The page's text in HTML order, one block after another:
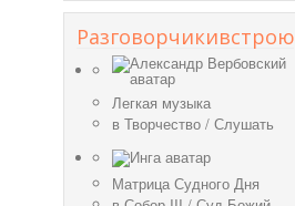
Разговорчикивстрою
Легкая музыка
в Творчество / Слушать
Матрица Судного Дня